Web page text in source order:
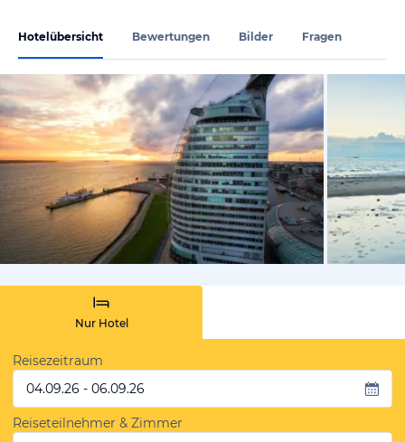
Hotelübersicht Bewertungen Bilder Fragen
vom
Nur Hotel
Reisezeitraum
04.09.26 - 06.09.26
Reiseteilnehmer & Zimmer